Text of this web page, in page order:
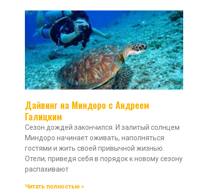
Дайвинг на Миндоро с Андреем
Галицким
Сезон дождей закончился. И залитый солнцем
Миндоро начинает оживать, наполняться
гостями и жить своей привычной жизнью.
Отели, приведя себя в порядок к новому сезону
распахивают
Читать полностью »